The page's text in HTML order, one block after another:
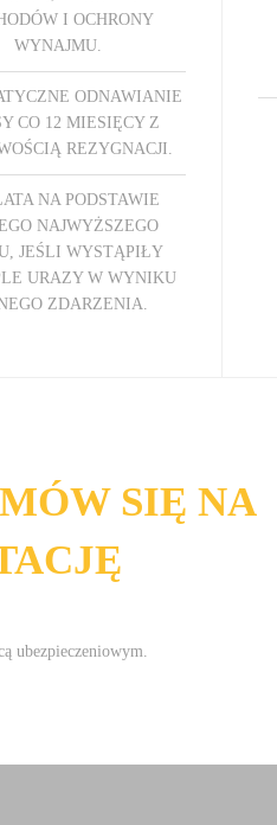
I OCHRONY
WYNAJMU.
ODNAWIANIE
CO 12 MIESIĘCY Z
REZYGNACJI.
NA PODSTAWIE
NAJWYŻSZEGO
JEŚLI WYSTĄPIŁY
URAZY W WYNIKU
ZDARZENIA.
SIĘ NA
ubezpieczeniowym.